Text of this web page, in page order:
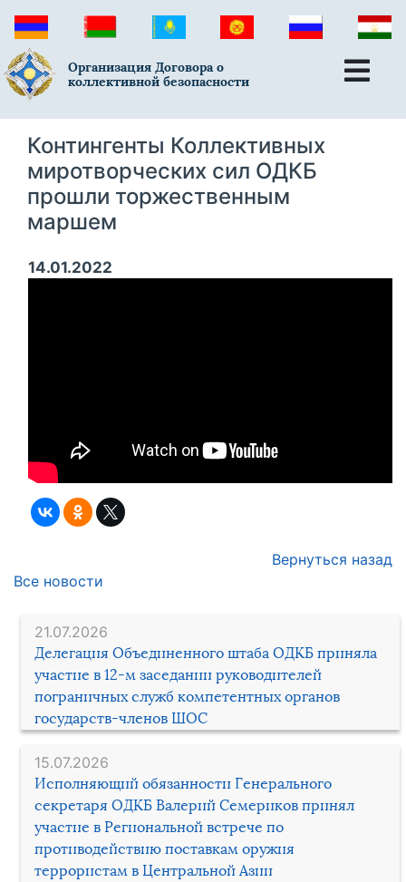
Организация Договора о
коллективной безопасности
21.07.2026
Делегация Объединенного штаба ОДКБ приняла
участие в 12-м заседании руководителей
пограничных служб компетентных органов
государств-членов ШОС
15.07.2026
Исполняющий обязанности Генерального
секретаря ОДКБ Валерий Семериков принял
участие в Региональной встрече по
противодействию поставкам оружия
террористам в Центральной Азии
Контингенты Коллективных
миротворческих сил ОДКБ
прошли торжественным
маршем
14.01.2022
Вернуться назад
Все новости